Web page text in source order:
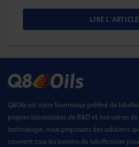
LIRE L'ARTICLE
Q8Oils est votre fournisseur préféré de
propres laboratoires de R&D et nos usines
technologie, nous proposons des solutions
couvrent tous les besoins de lubrification